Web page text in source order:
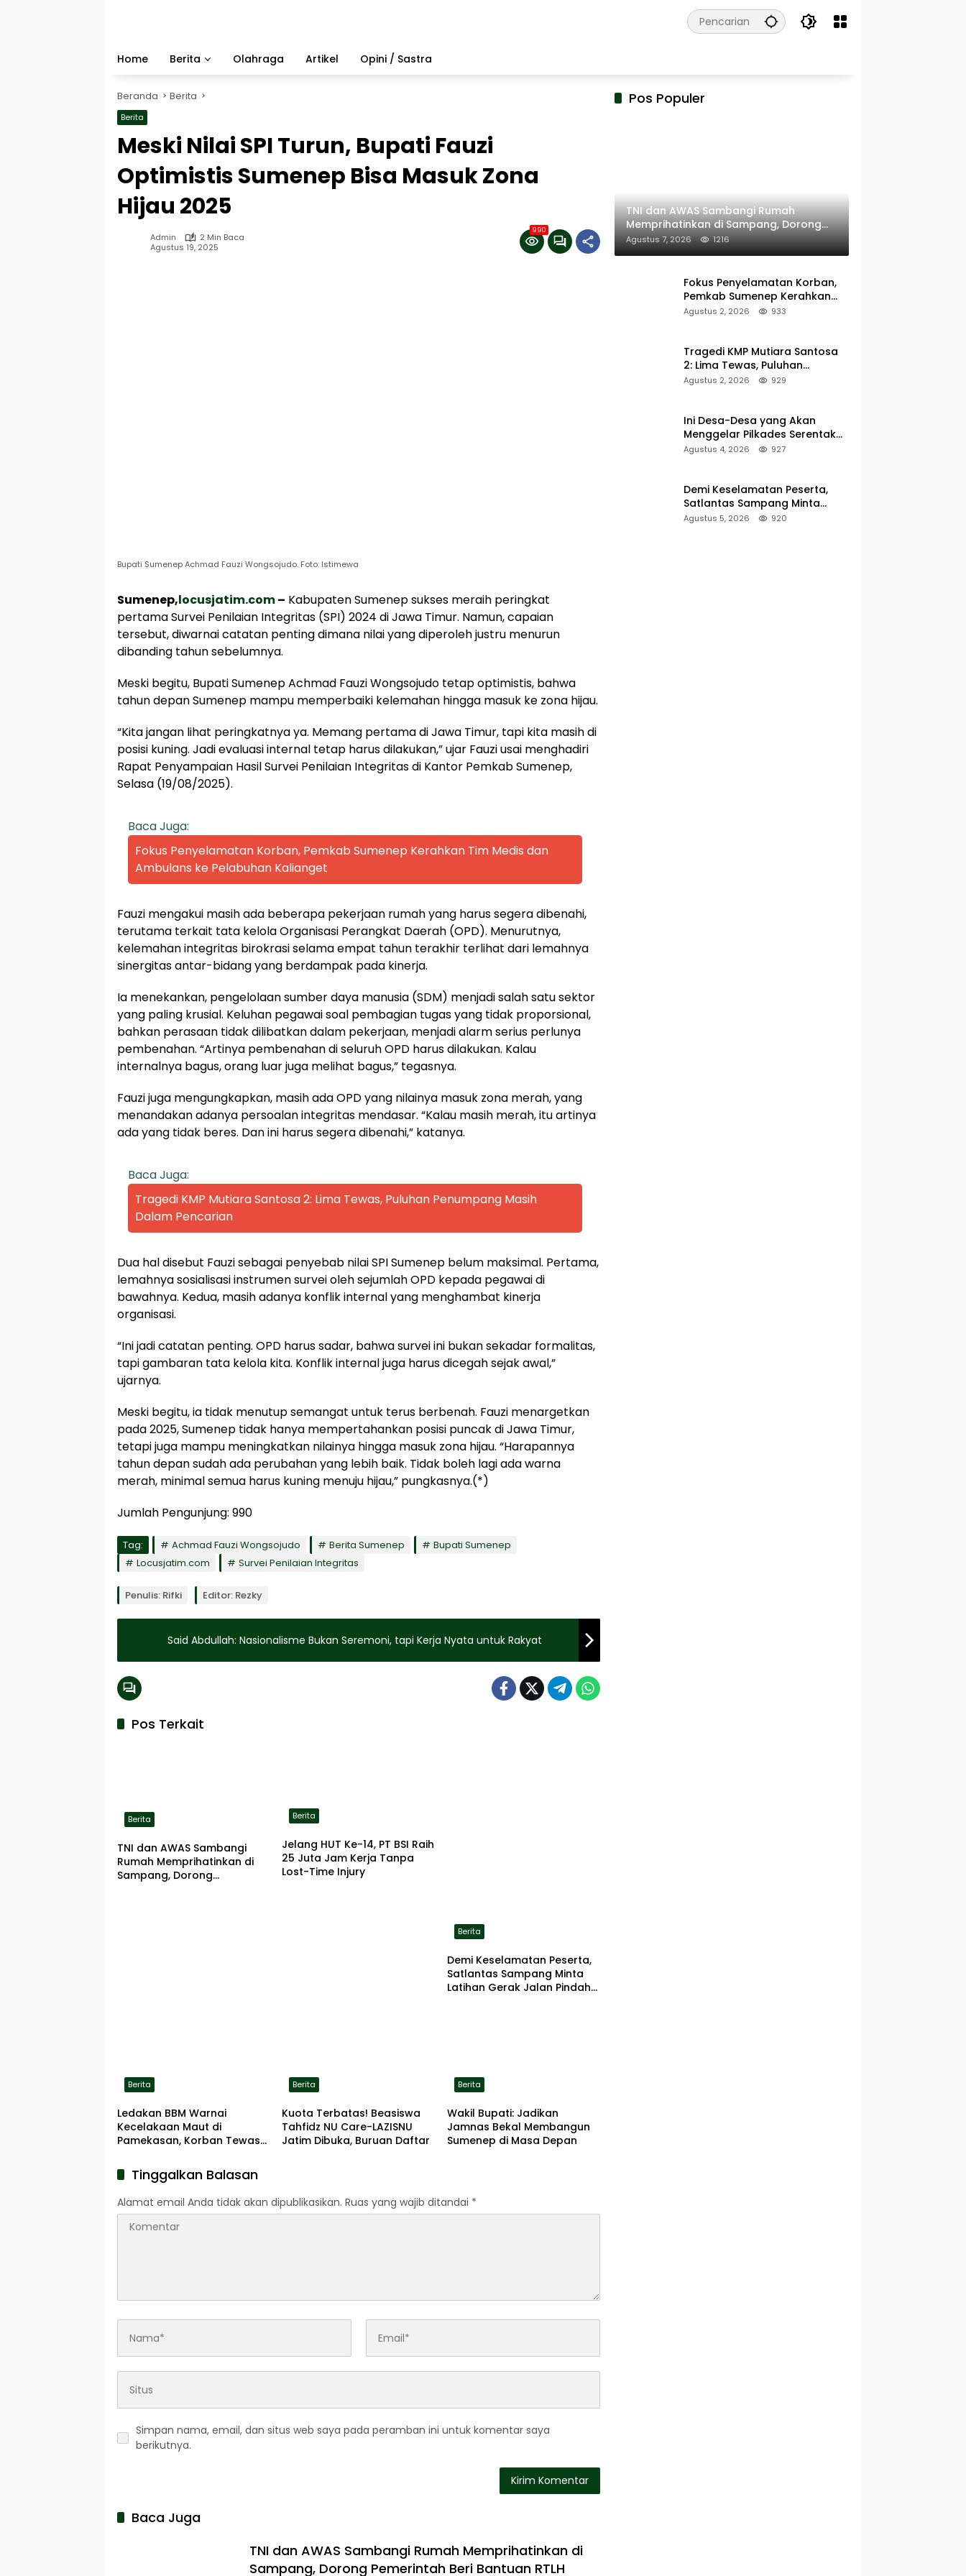
Home
Berita Olahraga Artikel Opini / Sastra
Beranda Berita
Berita
Meski Nilai SPI Turun, Bupati Fauzi
Optimistis Sumenep Bisa Masuk Zona
Hijau 2025
Admin
2 Min Baca
Agustus 19, 2025
990
Bupati Sumenep Achmad Fauzi Wongsojudo. Foto: Istimewa
Sumenep,locusjatim.com– Kabupaten Sumenep sukses meraih peringkat
pertama Survei Penilaian Integritas (SPI) 2024 di Jawa Timur. Namun, capaian
tersebut, diwarnai catatan penting dimana nilai yang diperoleh justru menurun
dibanding tahun sebelumnya.
Meski begitu, Bupati Sumenep Achmad Fauzi Wongsojudo tetap optimistis, bahwa
tahun depan Sumenep mampu memperbaiki kelemahan hingga masuk ke zona hijau.
“Kita jangan lihat peringkatnya ya. Memang pertama di Jawa Timur, tapi kita masih di
posisi kuning. Jadi evaluasi internal tetap harus dilakukan,” ujar Fauzi usai menghadiri
Rapat Penyampaian Hasil Survei Penilaian Integritas di Kantor Pemkab Sumenep,
Selasa (19/08/2025).
Baca Juga:
Fokus Penyelamatan Korban, Pemkab Sumenep Kerahkan Tim Medis dan
Ambulans ke Pelabuhan Kalianget
Fauzi mengakui masih ada beberapa pekerjaan rumah yang harus segera dibenahi,
terutama terkait tata kelola Organisasi Perangkat Daerah (OPD). Menurutnya,
kelemahan integritas birokrasi selama empat tahun terakhir terlihat dari lemahnya
sinergitas antar-bidang yang berdampak pada kinerja.
Ia menekankan, pengelolaan sumber daya manusia (SDM) menjadi salah satu sektor
yang paling krusial. Keluhan pegawai soal pembagian tugas yang tidak proporsional,
bahkan perasaan tidak dilibatkan dalam pekerjaan, menjadi alarm serius perlunya
pembenahan. “Artinya pembenahan di seluruh OPD harus dilakukan. Kalau
internalnya bagus, orang luar juga melihat bagus,” tegasnya.
Fauzi juga mengungkapkan, masih ada OPD yang nilainya masuk zona merah, yang
menandakan adanya persoalan integritas mendasar. “Kalau masih merah, itu artinya
ada yang tidak beres. Dan ini harus segera dibenahi,” katanya.
Baca Juga:
Tragedi KMP Mutiara Santosa 2: Lima Tewas, Puluhan Penumpang Masih
Dalam Pencarian
Dua hal disebut Fauzi sebagai penyebab nilai SPI Sumenep belum maksimal. Pertama,
lemahnya sosialisasi instrumen survei oleh sejumlah OPD kepada pegawai di
bawahnya. Kedua, masih adanya konflik internal yang menghambat kinerja
organisasi.
“Ini jadi catatan penting. OPD harus sadar, bahwa survei ini bukan sekadar formalitas,
tapi gambaran tata kelola kita. Konflik internal juga harus dicegah sejak awal,”
ujarnya.
Meski begitu, ia tidak menutup semangat untuk terus berbenah. Fauzi menargetkan
pada 2025, Sumenep tidak hanya mempertahankan posisi puncak di Jawa Timur,
tetapi juga mampu meningkatkan nilainya hingga masuk zona hijau. “Harapannya
tahun depan sudah ada perubahan yang lebih baik. Tidak boleh lagi ada warna
merah, minimal semua harus kuning menuju hijau,” pungkasnya.(*)
Jumlah Pengunjung: 990
Tag: Achmad Fauzi Wongsojudo Berita Sumenep
Bupati Sumenep
Locusjatim.com
Survei Penilaian Integritas
Penulis: Rifki Editor: Rezky
Said Abdullah: Nasionalisme Bukan Seremoni, tapi Kerja Nyata untuk Rakyat
Pos Terkait
Berita
TNI dan AWAS Sambangi
Rumah Memprihatinkan di
Sampang, Dorong
Berita
Jelang HUT Ke-14, PT BSI Raih
25 Juta Jam Kerja Tanpa
Lost-Time Injury
Berita
Demi Keselamatan Peserta,
Satlantas Sampang Minta
Latihan Gerak Jalan Pindah
Berita
Ledakan BBM Warnai
Kecelakaan Maut di
Pamekasan, Korban Tewas
Berita
Kuota Terbatas! Beasiswa
Tahfidz NU Care-LAZISNU
Jatim Dibuka, Buruan Daftar
Berita
Wakil Bupati: Jadikan
Jamnas Bekal Membangun
Sumenep di Masa Depan
Tinggalkan Balasan
Alamat email Anda tidak akan dipublikasikan. Ruas yang wajib ditandai *
Simpan nama, email, dan situs web saya pada peramban ini untuk komentar saya
berikutnya.
Baca Juga
TNI dan AWAS Sambangi Rumah Memprihatinkan di
Sampang, Dorong Pemerintah Beri Bantuan RTLH
Pos Populer
TNI dan AWAS Sambangi Rumah
Memprihatinkan di Sampang, Dorong
Pemerintah Beri Bantuan RTLH
Agustus 7, 2026 1216
Fokus Penyelamatan Korban,
Pemkab Sumenep Kerahkan
Tim Medis dan Ambulans ke
Agustus 2, 2026 933
Tragedi KMP Mutiara Santosa
2: Lima Tewas, Puluhan
Penumpang Masih Dalam
Agustus 2, 2026 929
Ini Desa-Desa yang Akan
Menggelar Pilkades Serentak
2027 di Kabupaten Sumenep
Agustus 4, 2026 927
Demi Keselamatan Peserta,
Satlantas Sampang Minta
Latihan Gerak Jalan Pindah ke
Agustus 5, 2026 920